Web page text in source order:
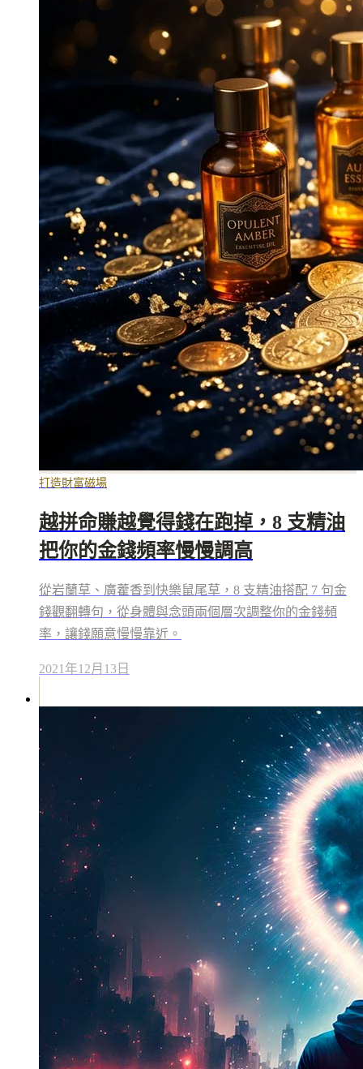
打造財富磁場
越拼命賺越覺得錢在跑掉，8 支精油
把你的金錢頻率慢慢調高
從岩蘭草、廣藿香到快樂鼠尾草，8 支精油搭配 7 句金
錢觀翻轉句，從身體與念頭兩個層次調整你的金錢頻
率，讓錢願意慢慢靠近。
2021年12月13日